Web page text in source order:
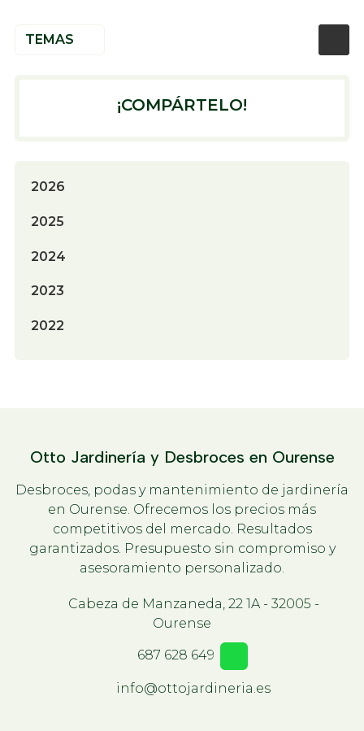
TEMAS
¡COMPÁRTELO!
2026
2025
2024
2023
2022
Otto Jardinería y Desbroces en Ourense
Desbroces, podas y mantenimiento de jardinería
en Ourense. Ofrecemos los precios más
competitivos del mercado. Resultados
garantizados. Presupuesto sin compromiso y
asesoramiento personalizado.
Cabeza de Manzaneda, 22 1A - 32005 -
Ourense
687 628 649
info@ottojardineria.es